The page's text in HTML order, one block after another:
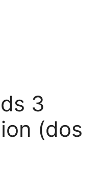
3
(dos